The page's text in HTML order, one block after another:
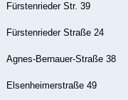
Fürstenrieder Str. 39
Fürstenrieder Straße 24
Agnes-Bernauer-Straße 38
Elsenheimerstraße 49